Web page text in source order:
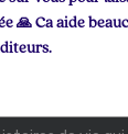
🙏 Ca aide